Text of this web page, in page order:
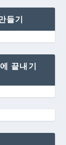
들기
끝내기